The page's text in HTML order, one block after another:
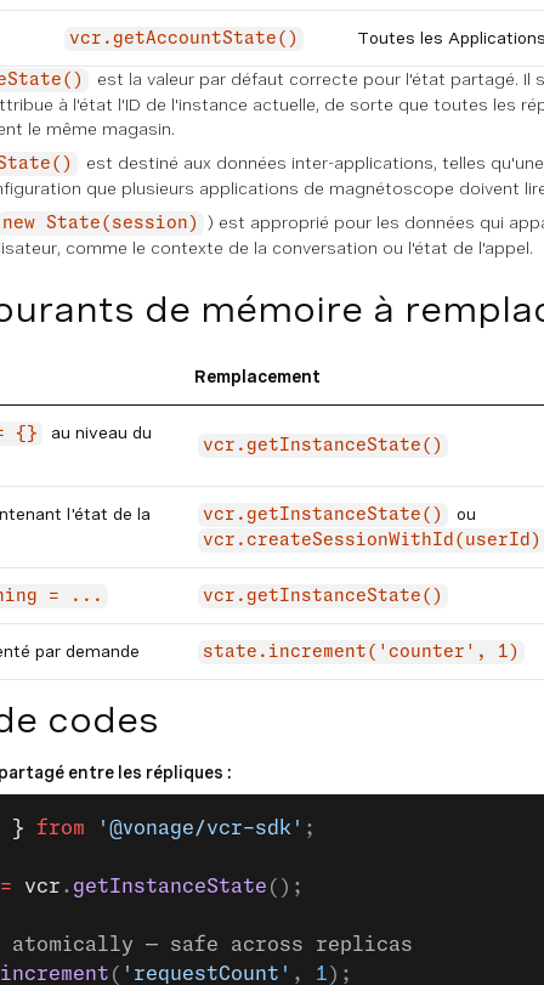
vcr.getAccountState() Toutes les
est la valeur par défaut correcte pour l'état partagé. Il
à l'état l'ID de l'instance actuelle, de sorte que toutes les
le même magasin.
est destiné aux données inter-applications, telles
que plusieurs applications de magnétoscope doivent
new State(session)
) est approprié pour les données qui
comme le contexte de la conversation ou l'état de l'appel.
de mémoire à
Remplacement
{}
au niveau du
vcr.getInstanceState()
l'état de la
vcr.getInstanceState() ou
vcr.createSessionWithId(userId)
= ... vcr.getInstanceState()
par demande state.increment('counter', 1)
codes
entre les répliques :
} from '@vonage/vcr-sdk' ;
vcr . getInstanceState ();
atomically — safe across replicas
increment ( 'requestCount' , 1 );